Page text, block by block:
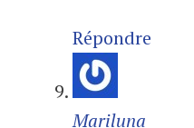
Répondre
Mariluna